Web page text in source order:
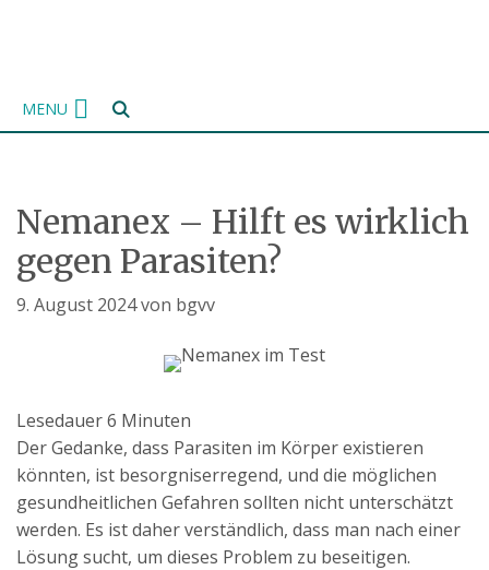
MENU
Nemanex – Hilft es wirklich
gegen Parasiten?
9. August 2024von bgvv
Lesedauer6 Minuten
Der Gedanke, dass Parasiten im Körper existieren
könnten, ist besorgniserregend, und die möglichen
gesundheitlichen Gefahren sollten nicht unterschätzt
werden. Es ist daher verständlich, dass man nach einer
Lösung sucht, um dieses Problem zu beseitigen.